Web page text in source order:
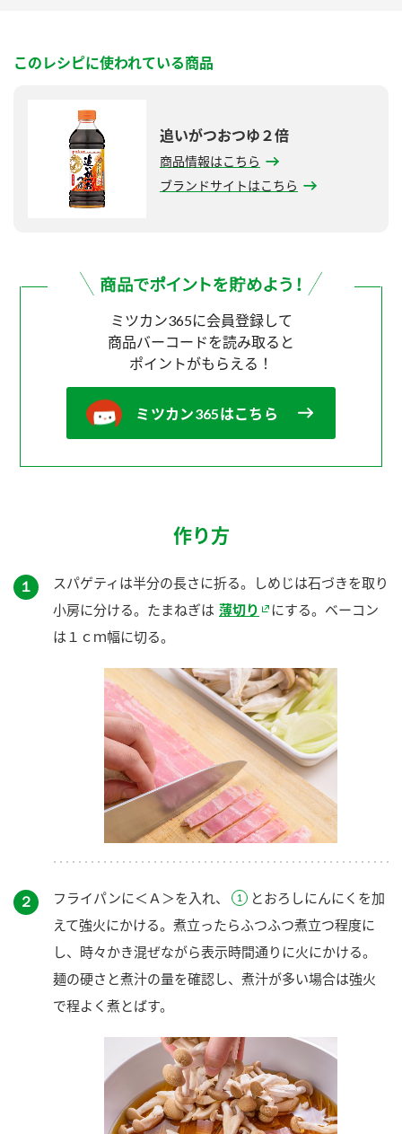
このレシピに使われている商品
追いがつおつゆ２倍
商品情報はこちら
ブランドサイトはこちら
ミツカン365に会員登録して
商品バーコードを読み取ると
ポイントがもらえる！
ミツカン365はこちら
作り方
１
スパゲティは半分の長さに折る。しめじは石づきを取り
小房に分ける。たまねぎは 薄切り
にする。ベーコン
は１ｃｍ幅に切る。
２ フライパンに＜Ａ＞を入れ、
とおろしにんにくを加
えて強火にかける。煮立ったらふつふつ煮立つ程度に
し、時々かき混ぜながら表示時間通りに火にかける。
麺の硬さと煮汁の量を確認し、煮汁が多い場合は強火
で程よく煮とばす。